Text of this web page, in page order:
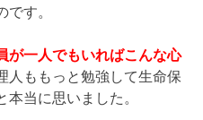
す。
が一人でもいればこんな心
人ももっと勉強して生命保
当に思いました。